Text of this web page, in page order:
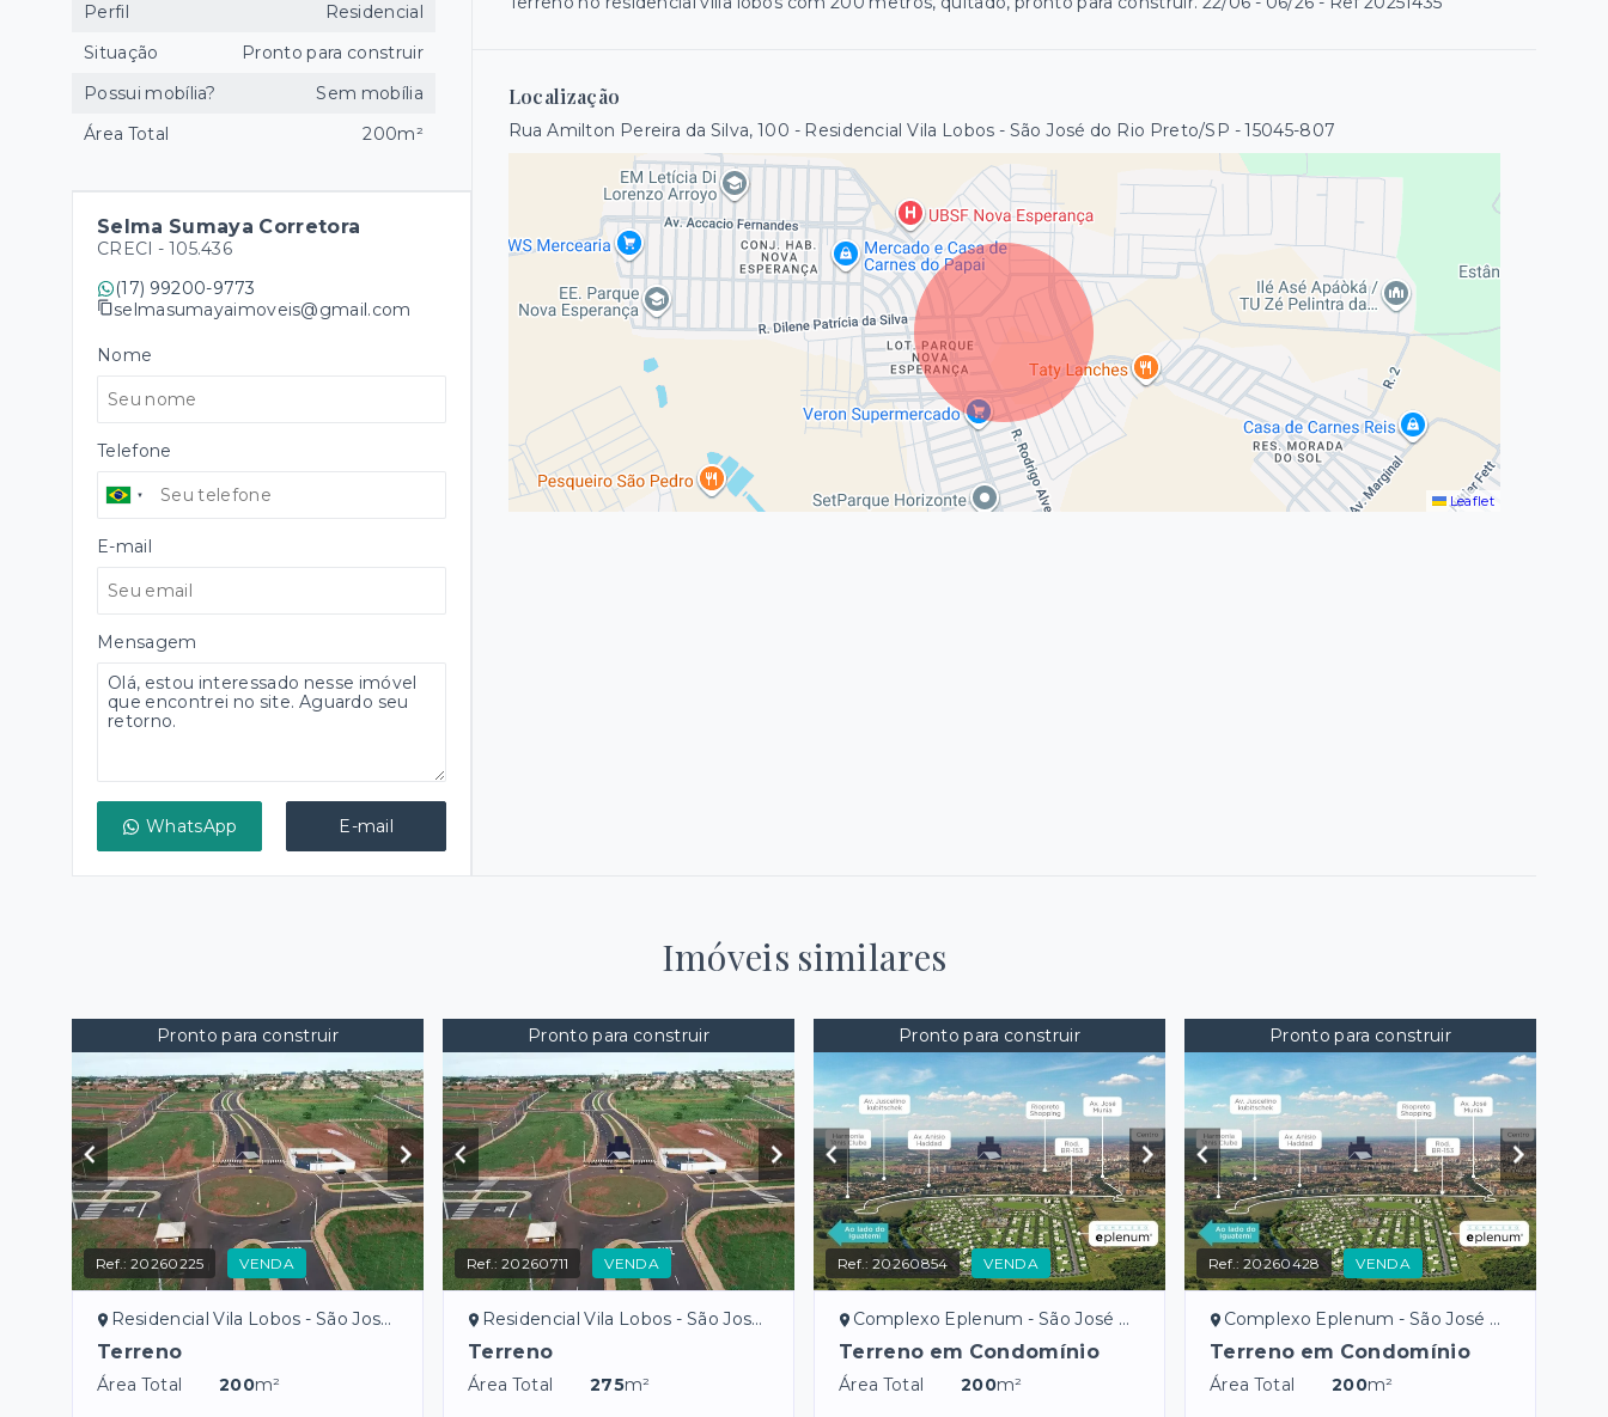
Localização
Rua Amilton Pereira da Silva, 100 - Residencial Vila Lobos - São José do Rio Preto/SP - 15045-807
Leaflet
Perfil
Residencial
Situação
Pronto para construir
Possui mobília?
Sem mobília
Área Total
200m²
Selma Sumaya Corretora
CRECI - 105.436
(17) 99200-9773
selmasumayaimoveis@gmail.com
Nome
Telefone
E-mail
Mensagem
WhatsApp E-mail
Imóveis similares
Pronto para construir
Ref.:20260225 VENDA
Residencial Vila Lobos - São José do Rio Preto/SP
Terreno
Área Total 200m²
Pronto para construir
Ref.:20260711 VENDA
Residencial Vila Lobos - São José do Rio Preto/SP
Terreno
Área Total 275m²
Pronto para construir
Ref.:20260854 VENDA
Complexo Eplenum - São José do Rio Preto/SP
Terreno em Condomínio
Área Total 200m²
Pronto para construir
Ref.:20260428 VENDA
Complexo Eplenum - São José do Rio Preto/SP
Terreno em Condomínio
Área Total 200m²